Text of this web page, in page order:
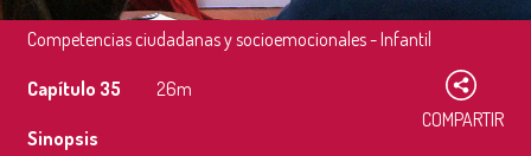
Competencias ciudadanas y socioemocionales - Infantil
Capítulo 35
26m
COMPARTIR
Sinopsis